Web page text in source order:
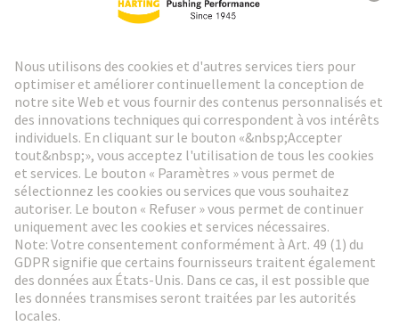
Aller à l'inscription
Social Media